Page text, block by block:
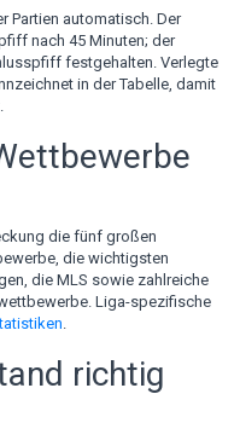
Partien automatisch. Der
nach 45 Minuten; der
festgehalten. Verlegte
in der Tabelle, damit
die fünf großen
die wichtigsten
die MLS sowie zahlreiche
Liga-spezifische
.
richtig